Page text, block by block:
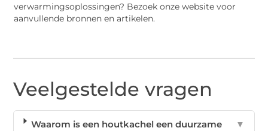
verwarmingsoplossingen? Bezoek onze website voor
aanvullende bronnen en artikelen.
Veelgestelde vragen
Waarom is een houtkachel een duurzame
▼